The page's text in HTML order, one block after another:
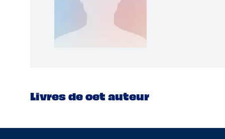
Livres de cet auteur